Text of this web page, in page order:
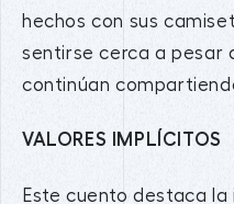
hechos con sus
sentirse cerca a pesar
continúan
VALORES IMPLÍCITOS
Este cuento destaca